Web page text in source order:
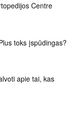
Centre
toks įspūdingas?
apie tai, kas